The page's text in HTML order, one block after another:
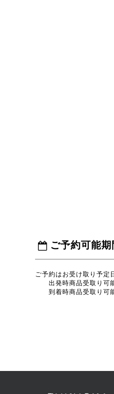
ご予約可能期
ご予約はお受け取り予定
出発時商品受取り可
到着時商品受取り可